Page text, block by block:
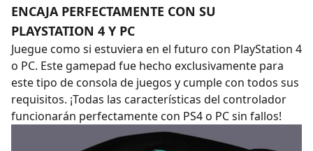
ENCAJA PERFECTAMENTE CON SU
PLAYSTATION 4 Y PC
Juegue como si estuviera en el futuro con PlayStation 4
o PC. Este gamepad fue hecho exclusivamente para
este tipo de consola de juegos y cumple con todos sus
requisitos. ¡Todas las características del controlador
funcionarán perfectamente con PS4 o PC sin fallos!